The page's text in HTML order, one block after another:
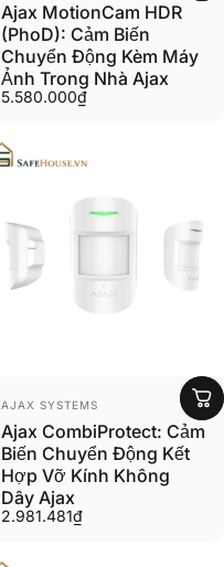
Ajax MotionCam HDR
(PhoD): Cảm Biến
Chuyển Động Kèm Máy
Ảnh Trong Nhà Ajax
5.580.000₫
Người bán:
AJAX SYSTEMS
Ajax CombiProtect: Cảm
Biến Chuyển Động Kết
Hợp Vỡ Kính Không
Dây Ajax
2.981.481₫